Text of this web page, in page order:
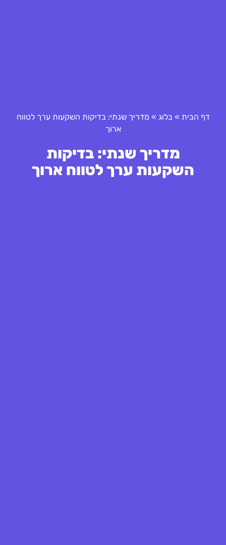
דף הבית » בלוג » מדריך שנתי: בדיקות השקעות ערך לטווח
ארוך
מדריך שנתי: בדיקות
השקעות ערך לטווח ארוך